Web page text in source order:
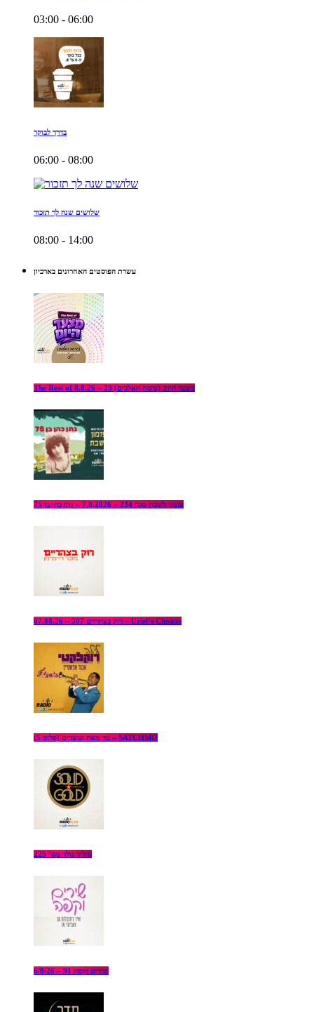
03:00 - 06:00
בדרך לבוקר
06:00 - 08:00
שלושים שנה לך תזכור
08:00 - 14:00
עשרת הפוסטים האחרונים בארכיון
The Rest of מצעד היום (גרסת האלבום) 23 – 8.8.26
פזמון לשבת מס’ 234 – 7.8.2026 – נתן כהן בן 75
רוק בצהריים 307 – 07.08.26 – Uriel’s Choices
עד מאה ועשרים (פלוס 5) – SATCHMO
סוליד גולד מס’ 225
שירים וקפה 91 – 6/8/26